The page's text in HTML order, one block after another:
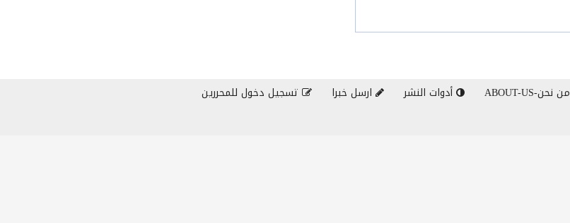
من نحن-ABOUT-US أدوات النشر ارسل خبرا
تسجيل دخول للمحررين